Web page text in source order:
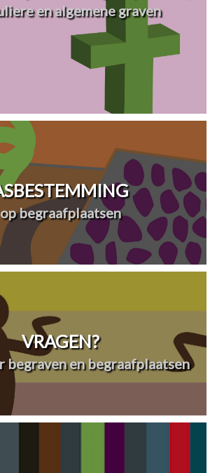
en algemene graven
op begraafplaatsen
VRAGEN?
begraven en begraafplaatsen